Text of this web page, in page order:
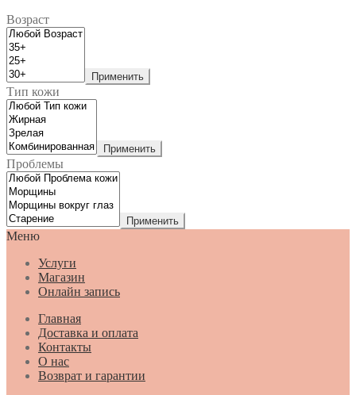
Возраст
Применить
Тип кожи
Применить
Проблемы
Применить
Меню
Услуги
Магазин
Онлайн запись
Главная
Доставка и оплата
Контакты
О нас
Возврат и гарантии